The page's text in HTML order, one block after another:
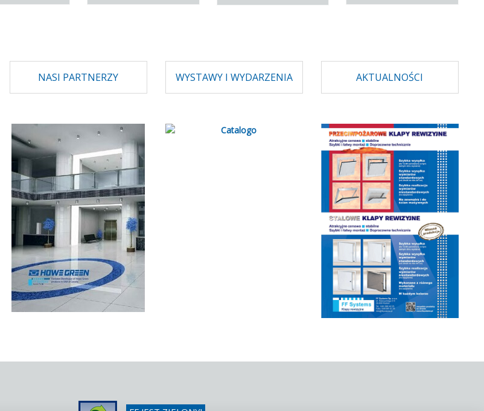
NASI PARTNERZY WYSTAWY I WYDARZENIA AKTUALNOŚCI